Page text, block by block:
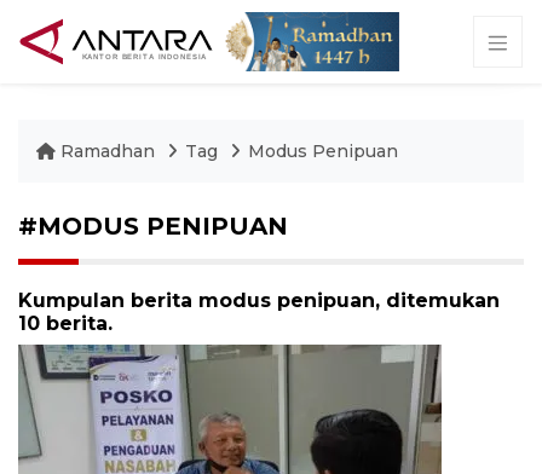
Ramadhan Tag Modus Penipuan
#MODUS PENIPUAN
Kumpulan berita modus penipuan, ditemukan
10 berita.